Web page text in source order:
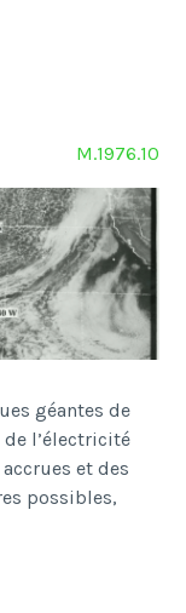
M.1976.10
géantes de
l’électricité
et des
possibles,